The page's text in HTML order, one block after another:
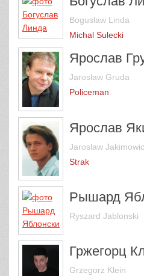
Boguslaw Linda
Michal Sulecki
Ярослав
Jaroslaw Gruda
Policeman
Ярослав
Jaroslaw
Strak
Рышард
Ryszard Jablonski
Гржегорц
Grzegorz Klein